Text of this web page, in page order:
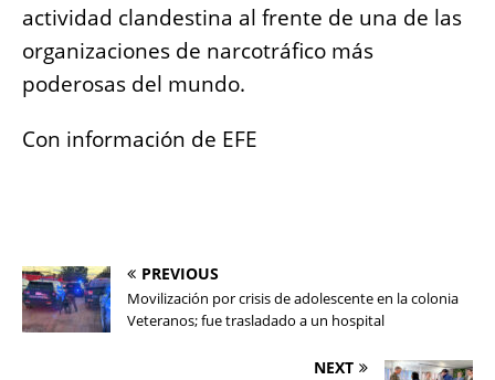
actividad clandestina al frente de una de las
organizaciones de narcotráfico más
poderosas del mundo.
Con información de EFE
PREVIOUS
Movilización por crisis de adolescente en la colonia
Veteranos; fue trasladado a un hospital
NEXT